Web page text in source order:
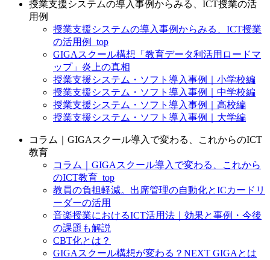
授業支援システムの導入事例からみる、ICT授業の活
用例
授業支援システムの導入事例からみる、ICT授業
の活用例_top
GIGAスクール構想「教育データ利活用ロードマ
ップ」炎上の真相
授業支援システム・ソフト導入事例｜小学校編
授業支援システム・ソフト導入事例｜中学校編
授業支援システム・ソフト導入事例｜高校編
授業支援システム・ソフト導入事例｜大学編
コラム｜GIGAスクール導入で変わる、これからのICT
教育
コラム｜GIGAスクール導入で変わる、これから
のICT教育_top
教員の負担軽減。出席管理の自動化とICカードリ
ーダーの活用
音楽授業におけるICT活用法｜効果と事例・今後
の課題も解説
CBT化とは？
GIGAスクール構想が変わる？NEXT GIGAとは